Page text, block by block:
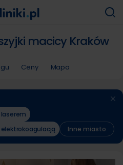
macicy Kraków
Ceny Mapa
Inne miasto